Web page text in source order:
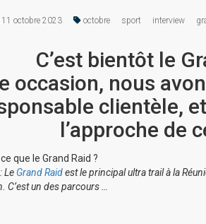
11 octobre 2023 octobre sport interview
C’est bientôt le
occasion, nous
clientèle,
l’approche de
que le Grand Raid ?
: Le Grand Raidest le principal ultra trail à la
C’est un des parcours …